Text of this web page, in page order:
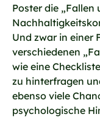
Poster die „Fallen
Und zwar in einer
verschiedenen
wie eine
zu hinterfragen
ebenso viele
psychologische